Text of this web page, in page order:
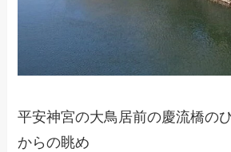
平安神宮の大鳥居前の慶流橋の
からの眺め